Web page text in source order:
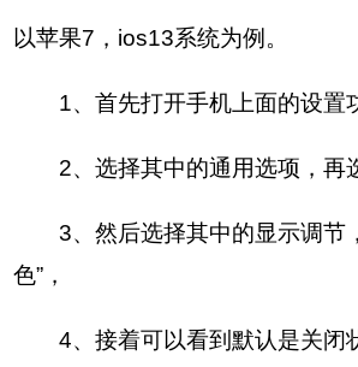
以苹果7，ios13系统为例。
1、首先打开手机上面的设置
2、选择其中的通用选项，再
3、然后选择其中的显示调节
色”，
4、接着可以看到默认是关闭